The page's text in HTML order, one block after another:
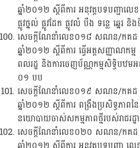
ឆ្នាំ២០១២ ស្តីពីការ អនុវត្តបទបញ្ជាល
ផ្លូវថ្នល់ ផ្លូវដែក ផ្លូវលំ បឹង ទន្លេ ឆ្នេរ
សេចក្តីណែនាំលេខ០១៨ សណន/កគដ ចុ
ឆ្នាំ២០១២ ស្តីពីការ ធ្វើអត្តសញ្ញាណកម្
ពលរដ្ឋ និងការចេញប័ណ្ណកម្មសិទ្ធិបឋមអ
០១ បប
សេចក្តីណែនាំលេខ០១៩ សណន/កគដ ចុ
ឆ្នាំ២០១២ ស្តីពីការ ពង្រឹងប្រសិទ្ធភាពនៃ
នយោបាយចាស់សកម្មភាពថ្មីរបស់រាជរដ្
សេចក្តីណែនាំលេខ០២០ សណន/កគដ ចុ